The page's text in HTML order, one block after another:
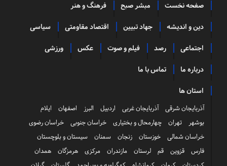
صفحه نخست مبشر صبح فرهنگ و هنر
دین و اندیشه جهاد تبیین اقتصاد مقاومتی سیاسی
اجتماعی رصد فیلم و صوت عکس ورزشی
درباره ما تماس با ما
استان ها
آذربایجان شرقی آذربایجان غربی اردبیل البرز اصفهان
ایلام
بوشهر
تهران چهارمحال و بختیاری خراسان جنوبی
خراسان رضوی
خراسان شمالی
خوزستان زنجان سمنان
سیستان و بلوچستان
فارس
قزوین قم لرستان مازندران مرکزی هرمزگان
همدان